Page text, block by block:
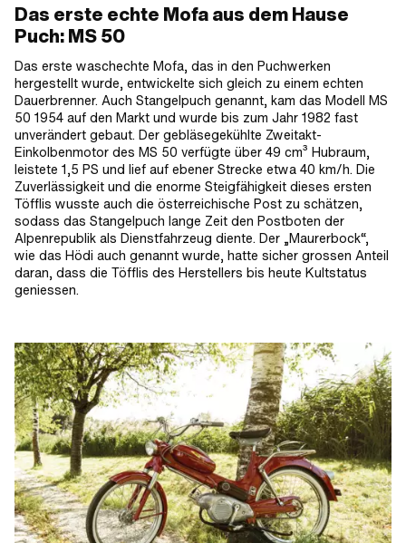
Das erste echte Mofa aus dem Hause
Puch: MS 50
Das erste waschechte Mofa, das in den Puchwerken
hergestellt wurde, entwickelte sich gleich zu einem echten
Dauerbrenner. Auch Stangelpuch genannt, kam das Modell MS
50 1954 auf den Markt und wurde bis zum Jahr 1982 fast
unverändert gebaut. Der gebläsegekühlte Zweitakt-
Einkolbenmotor des MS 50 verfügte über 49 cm³ Hubraum,
leistete 1,5 PS und lief auf ebener Strecke etwa 40 km/h. Die
Zuverlässigkeit und die enorme Steigfähigkeit dieses ersten
Töfflis wusste auch die österreichische Post zu schätzen,
sodass das Stangelpuch lange Zeit den Postboten der
Alpenrepublik als Dienstfahrzeug diente. Der „Maurerbock“,
wie das Hödi auch genannt wurde, hatte sicher grossen Anteil
daran, dass die Töfflis des Herstellers bis heute Kultstatus
geniessen.